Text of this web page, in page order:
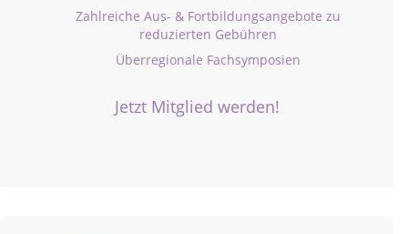
Zahlreiche Aus- & Fortbildungsangebote zu
reduzierten Gebühren
Überregionale Fachsymposien
Jetzt Mitglied werden!